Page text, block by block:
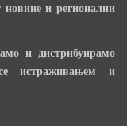
и регионални
и дистрибуирамо
истраживањем и